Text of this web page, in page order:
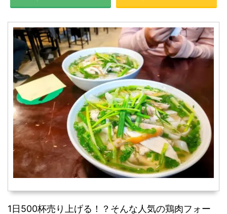
1日500杯売り上げる！？そんな人気の鶏肉フォー